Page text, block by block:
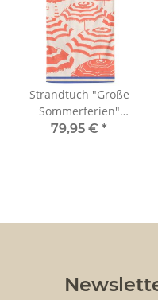
Strandtuch "Große
Sommerferien"
100x180cm
79,95 € *